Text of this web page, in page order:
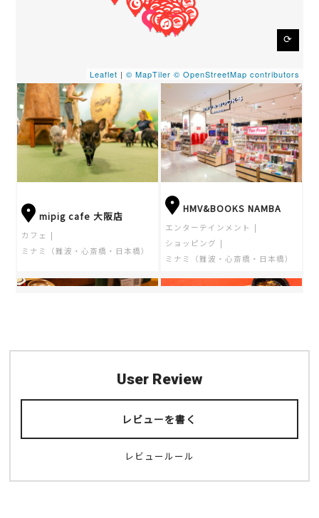
Leaflet | © MapTiler © OpenStreetMap contributors
⟳
mipig cafe 大阪店
カフェ
ミナミ（難波・心斎橋・日本橋）
HMV&BOOKS NAMBA
エンターテインメント
ショッピング
ミナミ（難波・心斎橋・日本橋）
祐星（ゆうせい） ウラな
四川麻婆 天天酒家 なん
ば西店
User Review
レビューを書く
レビュールール